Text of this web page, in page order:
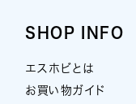
SHOP INFO
エスホビとは
お買い物ガイド